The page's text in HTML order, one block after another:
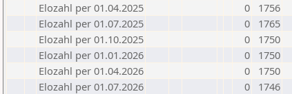
Elozahl per 01.04.2025
0
1756
Elozahl per 01.07.2025
0
1765
Elozahl per 01.10.2025
0
1750
Elozahl per 01.01.2026
0
1750
Elozahl per 01.04.2026
0
1750
Elozahl per 01.07.2026
0 1746